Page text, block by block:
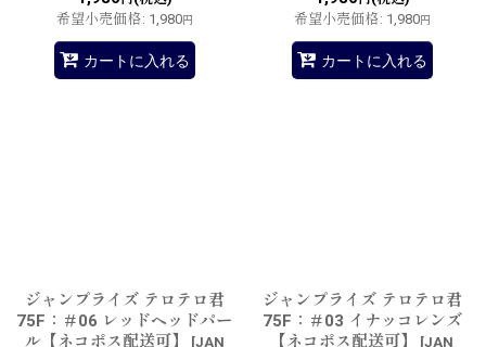
希望小売価格: 1,980円
カートに入れる
希望小売価格: 1,980円
カートに入れる
ジャンプライズ テロテロ君
75F：＃06 レッドヘッドパー
ル【ネコポス配送可】
[JAN
ジャンプライズ テロテロ君
75F：＃03 イナッコレンズ
【ネコポス配送可】
[JAN